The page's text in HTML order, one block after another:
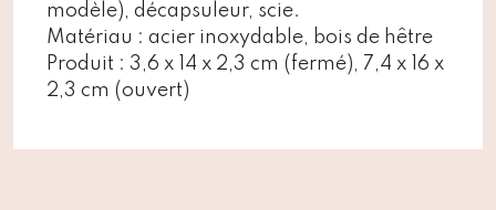
modèle), décapsuleur, scie.
Matériau : acier inoxydable, bois de hêtre
Produit : 3,6 x 14 x 2,3 cm (fermé), 7,4 x 16 x
2,3 cm (ouvert)